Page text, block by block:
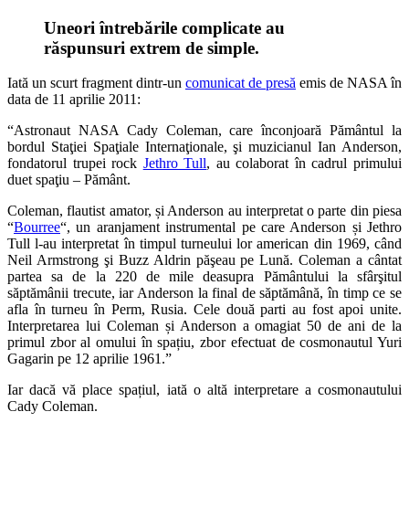
Uneori întrebările complicate au
răspunsuri extrem de simple.
Iată un scurt fragment dintr-un comunicat de presă emis de NASA în
data de 11 aprilie 2011:
“Astronaut NASA Cady Coleman, care înconjoară Pământul la
bordul Staţiei Spaţiale Internaţionale, şi muzicianul Ian Anderson,
fondatorul trupei rock Jethro Tull, au colaborat în cadrul primului
duet spaţiu – Pământ.
Coleman, flautist amator, și Anderson au interpretat o parte din piesa
“Bourree“, un aranjament instrumental pe care Anderson și Jethro
Tull l-au interpretat în timpul turneului lor american din 1969, când
Neil Armstrong şi Buzz Aldrin păşeau pe Lună. Coleman a cântat
partea sa de la 220 de mile deasupra Pământului la sfârşitul
săptămânii trecute, iar Anderson la final de săptămână, în timp ce se
afla în turneu în Perm, Rusia. Cele două parti au fost apoi unite.
Interpretarea lui Coleman și Anderson a omagiat 50 de ani de la
primul zbor al omului în spațiu, zbor efectuat de cosmonautul Yuri
Gagarin pe 12 aprilie 1961.”
Iar dacă vă place spațiul, iată o altă interpretare a cosmonautului
Cady Coleman.